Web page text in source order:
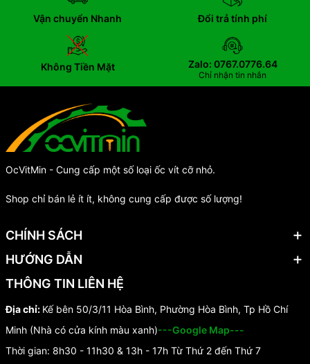
Vận chuyển Nhanh Đổi trả tính phí
Không Tiền Mặt Zalo: 0767.0776.64
Chỉ nhận tin nhắn
OcVitMin - Cung cấp một số loại ốc vít cỡ nhỏ.
Shop chỉ bán lẻ ít ít, không cung cấp được số lượng!
CHÍNH SÁCH
HƯỚNG DẪN
THÔNG TIN LIÊN HỆ
Địa chỉ: Kế bên 50/3/11 Hòa Bình, Phường Hòa Bình, Tp Hồ Chí
Minh (Nhà có cửa kính màu xanh)---Google Map---
Thời gian: 8h30 - 11h30 & 13h - 17h Từ Thứ 2 đến Thứ 7